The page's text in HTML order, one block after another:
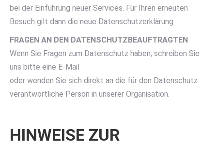
bei der Einführung neuer Services. Für Ihren erneuten
Besuch gilt dann die neue Datenschutzerklärung.
FRAGEN AN DEN DATENSCHUTZBEAUFTRAGTEN
Wenn Sie Fragen zum Datenschutz haben, schreiben Sie
uns bitte eine E-Mail
oder wenden Sie sich direkt an die für den Datenschutz
verantwortliche Person in unserer Organisation.
HINWEISE ZUR